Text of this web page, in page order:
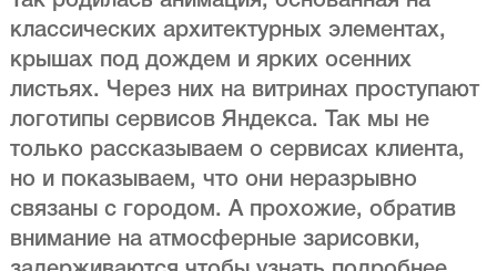
классических архитектурных элементах,
крышах под дождем и ярких осенних
листьях. Через них на витринах проступают
логотипы сервисов Яндекса. Так мы не
только рассказываем о сервисах клиента,
но и показываем, что они неразрывно
связаны с городом. А прохожие, обратив
внимание на атмосферные зарисовки,